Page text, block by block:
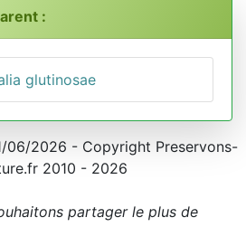
:
glutinosae
06/2026 - Copyright Preservons-
2010 - 2026
partager le plus de